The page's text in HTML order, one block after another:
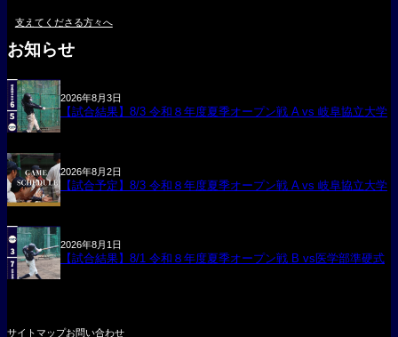
支えてくださる方々へ
お知らせ
2026年8月3日
【試合結果】8/3 令和８年度夏季オープン戦 A vs 岐阜協立大学
2026年8月2日
【試合予定】8/3 令和８年度夏季オープン戦 A vs 岐阜協立大学
2026年8月1日
【試合結果】8/1 令和８年度夏季オープン戦 B vs医学部準硬式
サイトマップお問い合わせ